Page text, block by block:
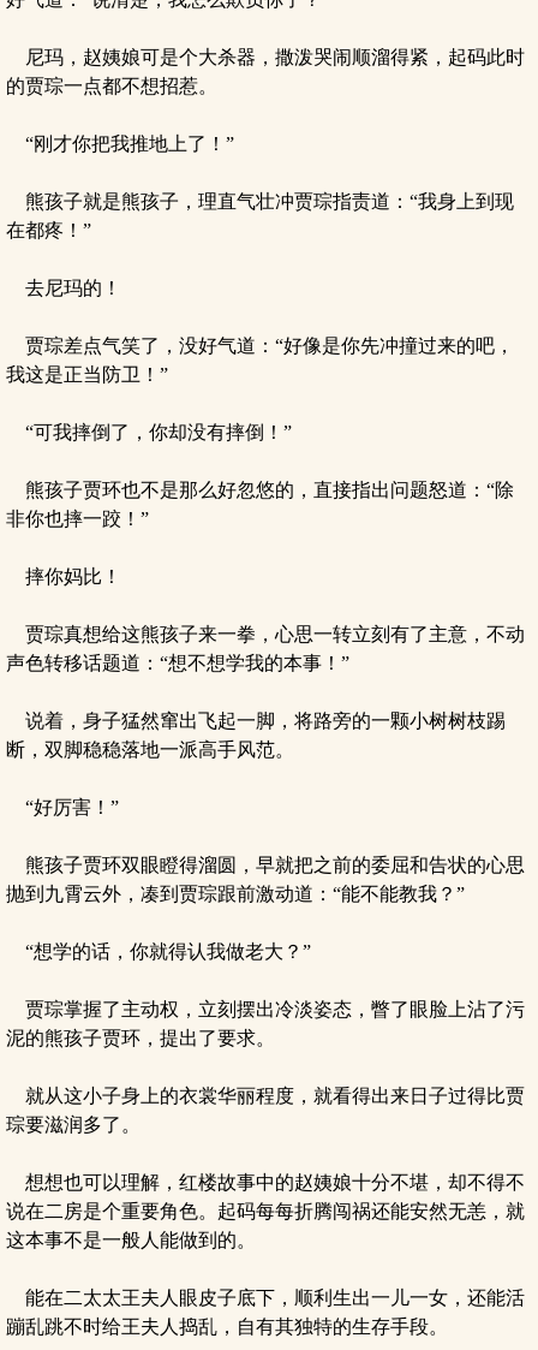
尼玛，赵姨娘可是个大杀器，撒泼哭闹顺溜得紧，起码此时
的贾琮一点都不想招惹。
“刚才你把我推地上了！”
熊孩子就是熊孩子，理直气壮冲贾琮指责道：“我身上到现
在都疼！”
去尼玛的！
贾琮差点气笑了，没好气道：“好像是你先冲撞过来的吧，
我这是正当防卫！”
“可我摔倒了，你却没有摔倒！”
熊孩子贾环也不是那么好忽悠的，直接指出问题怒道：“除
非你也摔一跤！”
摔你妈比！
贾琮真想给这熊孩子来一拳，心思一转立刻有了主意，不动
声色转移话题道：“想不想学我的本事！”
说着，身子猛然窜出飞起一脚，将路旁的一颗小树树枝踢
断，双脚稳稳落地一派高手风范。
“好厉害！”
熊孩子贾环双眼瞪得溜圆，早就把之前的委屈和告状的心思
抛到九霄云外，凑到贾琮跟前激动道：“能不能教我？”
“想学的话，你就得认我做老大？”
贾琮掌握了主动权，立刻摆出冷淡姿态，瞥了眼脸上沾了污
泥的熊孩子贾环，提出了要求。
就从这小子身上的衣裳华丽程度，就看得出来日子过得比贾
琮要滋润多了。
想想也可以理解，红楼故事中的赵姨娘十分不堪，却不得不
说在二房是个重要角色。起码每每折腾闯祸还能安然无恙，就
这本事不是一般人能做到的。
能在二太太王夫人眼皮子底下，顺利生出一儿一女，还能活
蹦乱跳不时给王夫人捣乱，自有其独特的生存手段。